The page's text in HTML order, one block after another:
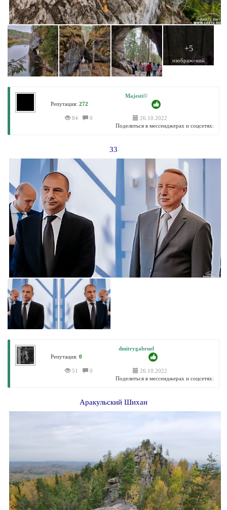
+5
изображений
Majesti©
Репутация:272
84 0
26.10.2022
Поделиться в мессенджерах и соцсетях:
33
dmitrygabruel
Репутация:0
51 0
26.10.2022
Поделиться в мессенджерах и соцсетях:
Аракульский Шихан